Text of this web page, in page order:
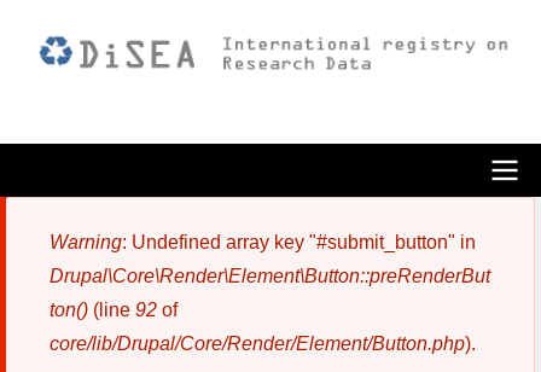
ODiSEA
Mensaje
error
Warning: Undefined array key "#submit_button" in
Drupal\Core\Render\Element\Button::preRenderBut
ton() (line 92 of
core/lib/Drupal/Core/Render/Element/Button.php).